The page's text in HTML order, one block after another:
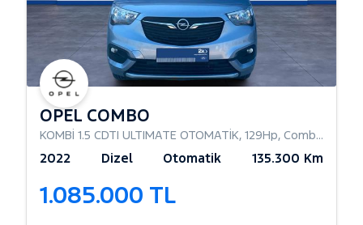
OPEL COMBO
KOMBİ 1.5 CDTI ULTIMATE OTOMATİK, 129Hp, Combi Camlı
2022 Dizel Otomatik 135.300 Km
1.085.000 TL